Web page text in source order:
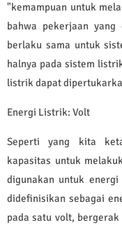
"kemampuan untuk
bahwa pekerjaan
berlaku sama untuk
halnya pada sistem
listrik dapat
Energi Listrik: Volt
Seperti yang kita
kapasitas untuk
digunakan untuk
didefinisikan sebagai
pada satu volt,